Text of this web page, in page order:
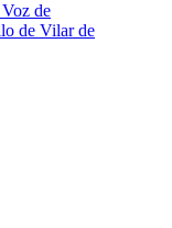
de
de Vilar de